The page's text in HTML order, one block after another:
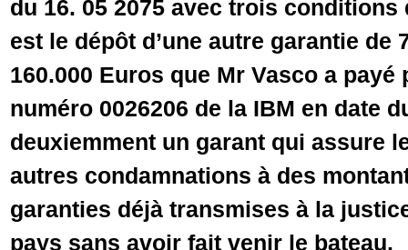
du 16. 05 2075 avec trois
est le dépôt d’une autre garantie de
160.000 Euros que Mr Vasco a
numéro 0026206 de la IBM en date
deuxiemment un garant qui assure
autres condamnations à des
garanties déjà transmises à la
pays sans avoir fait venir le bateau.